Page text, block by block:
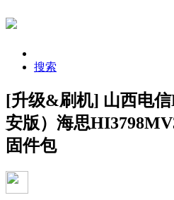
搜索
[升级&刷机] 山西电信
安版）海思
固件包